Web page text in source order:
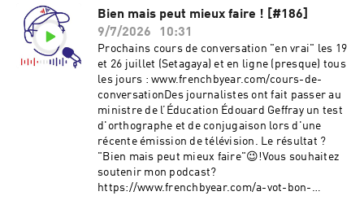
coeur/Ma newsletter :
www.frenchbyear.com/newsletterMon
Instagram : @frenchbyear @ultrapieru (日本
語)Hébergé par Ausha. Visitez
ausha.co/politique-de-confidentialite pour plus
d'informations.
Bien mais peut mieux faire ! [#186]
9/7/2026
10:31
Prochains cours de conversation "en vrai" les 19
et 26 juillet (Setagaya) et en ligne (presque) tous
les jours : www.frenchbyear.com/cours-de-
conversationDes journalistes ont fait passer au
ministre de l’Éducation Édouard Geffray un test
d'orthographe et de conjugaison lors d'une
récente émission de télévision. Le résultat ?
"Bien mais peut mieux faire"😉!Vous souhaitez
soutenir mon podcast?
https://www.frenchbyear.com/a-vot-bon-